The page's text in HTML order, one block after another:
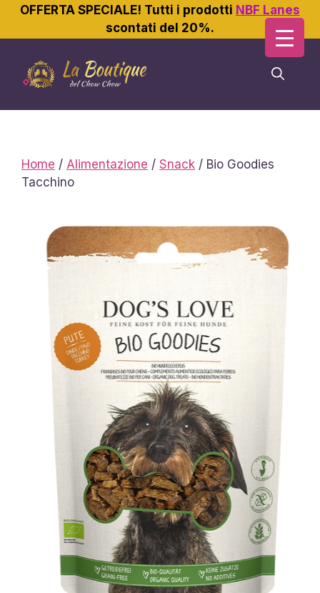
OFFERTA SPECIALE! Tutti i prodotti NBF Lanes
scontati del 20%.
contenuto
Home / Alimentazione / Snack / Bio Goodies
Tacchino